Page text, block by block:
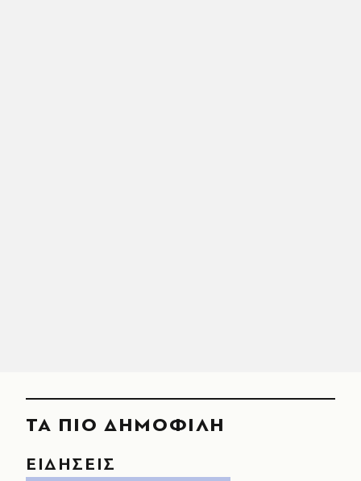
ΤΑ ΠΙΟ ΔΗΜΟΦΙΛΗ
ΕΙΔΗΣΕΙΣ